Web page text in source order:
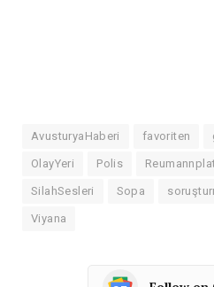
AvusturyaHaberi favoriten
OlayYeri Polis
SilahSesleri Sopa
Viyana